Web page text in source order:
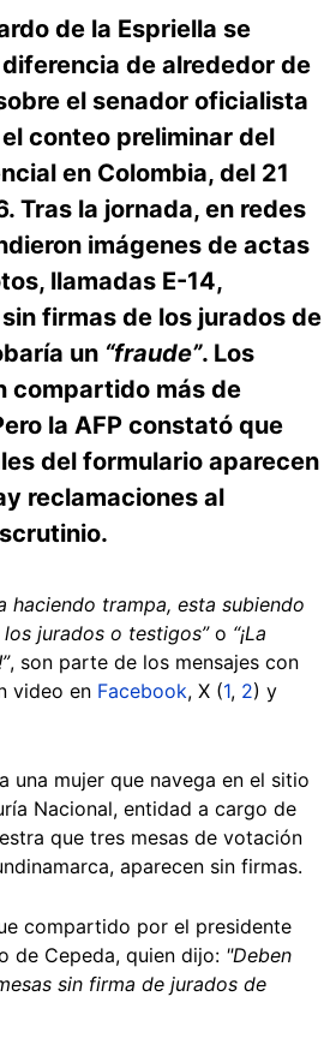
de la Espriella se
de alrededor de
el senador oficialista
conteo preliminar del
en Colombia, del 21
Tras la jornada, en redes
imágenes de actas
llamadas E-14,
firmas de los jurados de
un “fraude”. Los
compartido más de
la AFP constató que
del formulario aparecen
reclamaciones al
haciendo trampa, esta subiendo
los jurados o testigos”o “¡La
, son parte de los mensajes con
video en Facebook, X (1, 2) y
una mujer que navega en el sitio
Nacional, entidad a cargo de
que tres mesas de votación
aparecen sin firmas.
compartido por el presidente
de Cepeda, quien dijo: "Deben
sin firma de jurados de